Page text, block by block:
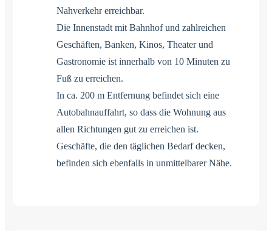
Nahverkehr erreichbar.
Die Innenstadt mit Bahnhof und zahlreichen
Geschäften, Banken, Kinos, Theater und
Gastronomie ist innerhalb von 10 Minuten zu
Fuß zu erreichen.
In ca. 200 m Entfernung befindet sich eine
Autobahnauffahrt, so dass die Wohnung aus
allen Richtungen gut zu erreichen ist.
Geschäfte, die den täglichen Bedarf decken,
befinden sich ebenfalls in unmittelbarer Nähe.